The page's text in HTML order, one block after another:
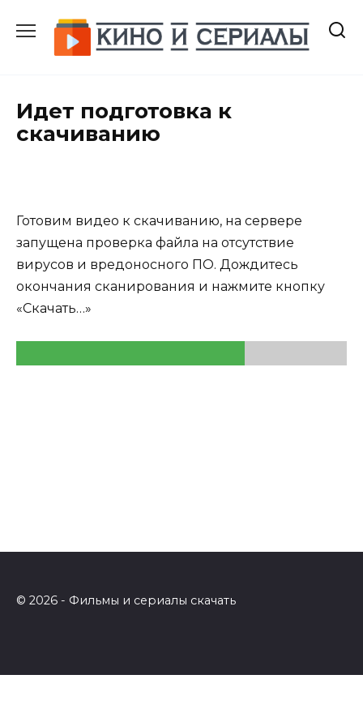
содержанию
Идет подготовка к
скачиванию
Готовим видео к скачиванию, на сервере
запущена проверка файла на отсутствие
вирусов и вредоносного ПО. Дождитесь
окончания сканирования и нажмите кнопку
«Скачать…»
© 2026 - Фильмы и сериалы скачать